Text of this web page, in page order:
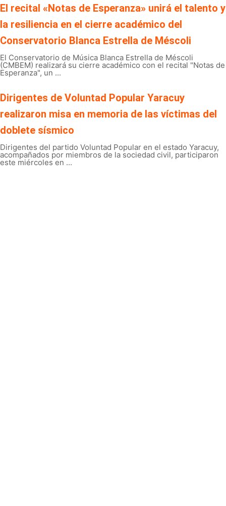
El recital «Notas de Esperanza» unirá el talento y
la resiliencia en el cierre académico del
Conservatorio Blanca Estrella de Méscoli
El Conservatorio de Música Blanca Estrella de Méscoli
(CMBEM) realizará su cierre académico con el recital "Notas de
Esperanza", un ...
Dirigentes de Voluntad Popular Yaracuy
realizaron misa en memoria de las víctimas del
doblete sísmico
Dirigentes del partido Voluntad Popular en el estado Yaracuy,
acompañados por miembros de la sociedad civil, participaron
este miércoles en ...